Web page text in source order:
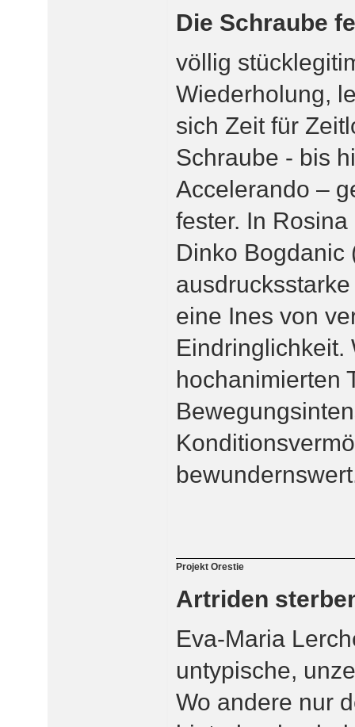
Die Schraube
völlig
Wiederholung,
sich Zeit für
Schraube - bis
Accelerando –
fester. In
Dinko Bogdanic
eine Ines von
Eindringlichkeit.
hochanimierten
Projekt Orestie
Artriden
Eva-Maria
untypische,
Wo andere nur